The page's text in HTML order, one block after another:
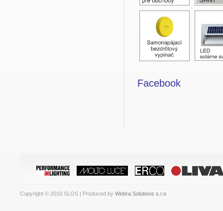
Facebook
Copyright © 2010 SLOS | Produced by Webra Solutions s.r.o